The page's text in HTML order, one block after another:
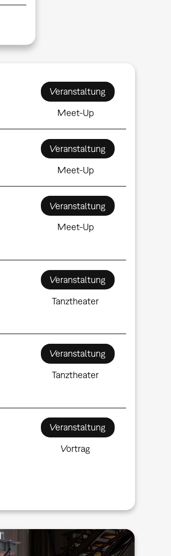
Veranstaltung
Meet-Up
Veranstaltung
Meet-Up
Veranstaltung
Meet-Up
Veranstaltung
Tanztheater
Veranstaltung
Tanztheater
Veranstaltung
Vortrag